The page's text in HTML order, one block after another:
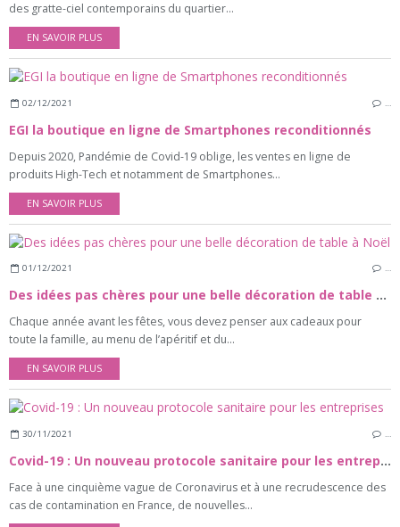
des gratte-ciel contemporains du quartier...
EN SAVOIR PLUS
02/12/2021 …
EGI la boutique en ligne de Smartphones reconditionnés
Depuis 2020, Pandémie de Covid-19 oblige, les ventes en ligne de
produits High-Tech et notamment de Smartphones...
EN SAVOIR PLUS
01/12/2021 …
Des idées pas chères pour une belle décoration de table à Noël
Chaque année avant les fêtes, vous devez penser aux cadeaux pour
toute la famille, au menu de l’apéritif et du...
EN SAVOIR PLUS
30/11/2021 …
Covid-19 : Un nouveau protocole sanitaire pour les entreprises
Face à une cinquième vague de Coronavirus et à une recrudescence des
cas de contamination en France, de nouvelles...